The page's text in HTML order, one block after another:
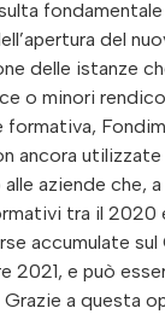
del
delle istanze
o minori
ancora
aziende che,
tra il 2020
accumulate
2021, e può
a questa